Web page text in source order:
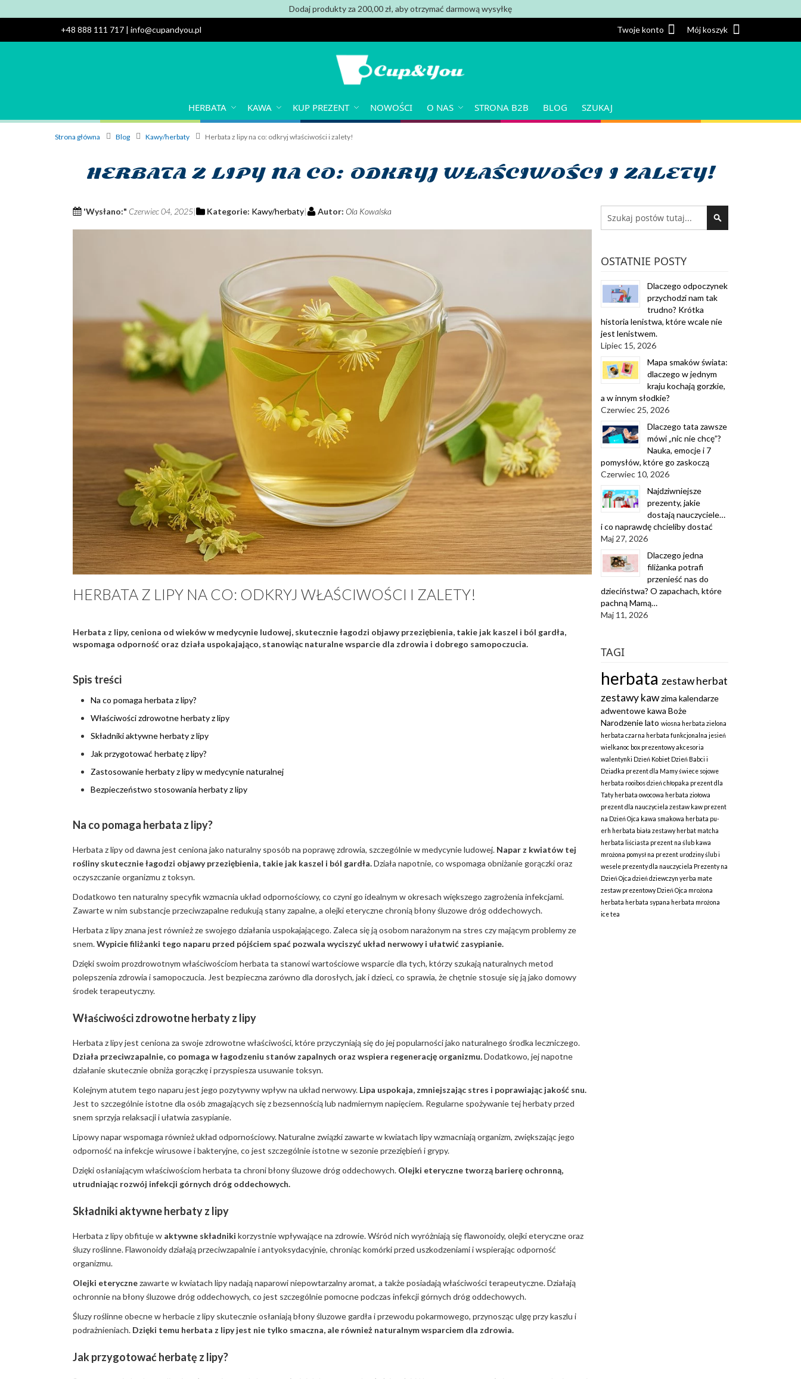
Dodaj produkty za 200,00 zł, aby otrzymać darmową wysyłkę
+48 888 111 717 | info@cupandyou.pl Twoje konto
Twoje konto Mój koszyk
HERBATA KAWA KUP PREZENT NOWOŚCI O NAS STRONA B2B BLOG SZUKAJ
Strona główna Blog Kawy/herbaty Herbata z lipy na co: odkryj właściwości i zalety!
HERBATA Z LIPY NA CO: ODKRYJ WŁAŚCIWOŚCI I ZALETY!
'Wysłano:" Czerwiec 04, 2025 Kategorie: Kawy/herbaty Autor: Ola Kowalska
HERBATA Z LIPY NA CO: ODKRYJ WŁAŚCIWOŚCI I ZALETY!
Herbata z lipy, ceniona od wieków w medycynie ludowej, skutecznie łagodzi objawy przeziębienia, takie jak kaszel i ból gardła,
wspomaga odporność oraz działa uspokajająco, stanowiąc naturalne wsparcie dla zdrowia i dobrego samopoczucia.
Spis treści
Na co pomaga herbata z lipy?
Właściwości zdrowotne herbaty z lipy
Składniki aktywne herbaty z lipy
Jak przygotować herbatę z lipy?
Zastosowanie herbaty z lipy w medycynie naturalnej
Bezpieczeństwo stosowania herbaty z lipy
Na co pomaga herbata z lipy?
Herbata z lipy od dawna jest ceniona jako naturalny sposób na poprawę zdrowia, szczególnie w medycynie ludowej. Napar z kwiatów tej
rośliny skutecznie łagodzi objawy przeziębienia, takie jak kaszel i ból gardła.Działa napotnie, co wspomaga obniżanie gorączki oraz
oczyszczanie organizmu z toksyn.
Dodatkowo ten naturalny specyfik wzmacnia układ odpornościowy, co czyni go idealnym w okresach większego zagrożenia infekcjami.
Zawarte w nim substancje przeciwzapalne redukują stany zapalne, a olejki eteryczne chronią błony śluzowe dróg oddechowych.
Herbata z lipy znana jest również ze swojego działania uspokajającego. Zaleca się ją osobom narażonym na stres czy mającym problemy ze
snem.Wypicie filiżanki tego naparu przed pójściem spać pozwala wyciszyć układ nerwowy i ułatwić zasypianie.
Dzięki swoim prozdrowotnym właściwościom herbata ta stanowi wartościowe wsparcie dla tych, którzy szukają naturalnych metod
polepszenia zdrowia i samopoczucia. Jest bezpieczna zarówno dla dorosłych, jak i dzieci, co sprawia, że chętnie stosuje się ją jako domowy
środek terapeutyczny.
Właściwości zdrowotne herbaty z lipy
Herbata z lipy jest ceniona za swoje zdrowotne właściwości, które przyczyniają się do jej popularności jako naturalnego środka leczniczego.
Działa przeciwzapalnie, co pomaga w łagodzeniu stanów zapalnych oraz wspiera regenerację organizmu.Dodatkowo, jej napotne
działanie skutecznie obniża gorączkę i przyspiesza usuwanie toksyn.
Kolejnym atutem tego naparu jest jego pozytywny wpływ na układ nerwowy. Lipa uspokaja, zmniejszając stres i poprawiając jakość snu.
Jest to szczególnie istotne dla osób zmagających się z bezsennością lub nadmiernym napięciem. Regularne spożywanie tej herbaty przed
snem sprzyja relaksacji i ułatwia zasypianie.
Lipowy napar wspomaga również układ odpornościowy. Naturalne związki zawarte w kwiatach lipy wzmacniają organizm, zwiększając jego
odporność na infekcje wirusowe i bakteryjne, co jest szczególnie istotne w sezonie przeziębień i grypy.
Dzięki osłaniającym właściwościom herbata ta chroni błony śluzowe dróg oddechowych. Olejki eteryczne tworzą barierę ochronną,
utrudniając rozwój infekcji górnych dróg oddechowych.
Składniki aktywne herbaty z lipy
Herbata z lipy obfituje w aktywne składniki korzystnie wpływające na zdrowie. Wśród nich wyróżniają się flawonoidy, olejki eteryczne oraz
śluzy roślinne. Flawonoidy działają przeciwzapalnie i antyoksydacyjnie, chroniąc komórki przed uszkodzeniami i wspierając odporność
organizmu.
Olejki eterycznezawarte w kwiatach lipy nadają naparowi niepowtarzalny aromat, a także posiadają właściwości terapeutyczne. Działają
ochronnie na błony śluzowe dróg oddechowych, co jest szczególnie pomocne podczas infekcji górnych dróg oddechowych.
Śluzy roślinne obecne w herbacie z lipy skutecznie osłaniają błony śluzowe gardła i przewodu pokarmowego, przynosząc ulgę przy kaszlu i
podrażnieniach. Dzięki temu herbata z lipy jest nie tylko smaczna, ale również naturalnym wsparciem dla zdrowia.
Jak przygotować herbatę z lipy?
SEARCH
OSTATNIE POSTY
Dlaczego odpoczynek
przychodzi nam tak
trudno? Krótka
historia lenistwa, które wcale nie
jest lenistwem.
Lipiec 15, 2026
Mapa smaków świata:
dlaczego w jednym
kraju kochają gorzkie,
a w innym słodkie?
Czerwiec 25, 2026
Dlaczego tata zawsze
mówi „nic nie chcę”?
Nauka, emocje i 7
pomysłów, które go zaskoczą
Czerwiec 10, 2026
Najdziwniejsze
prezenty, jakie
dostają nauczyciele…
i co naprawdę chcieliby dostać
Maj 27, 2026
Dlaczego jedna
filiżanka potrafi
przenieść nas do
dzieciństwa? O zapachach, które
pachną Mamą…
Maj 11, 2026
TAGI
herbata zestaw herbat
zestawy kawzima kalendarze
adwentowekawa Boże
Narodzenielato wiosna herbata zielona
herbata czarna herbata funkcjonalna jesień
wielkanoc box prezentowyakcesoria
walentynki Dzień Kobiet Dzień Babci i
Dziadka prezent dla Mamyświece sojowe
herbata rooibosdzień chłopaka prezent dla
Taty herbata owocowa herbata ziołowa
prezent dla nauczyciela zestaw kaw prezent
na Dzień Ojca kawa smakowa herbata pu-
erh herbata biała zestawy herbat matcha
herbata liściasta prezent na ślub kawa
mrożona pomysł na prezent urodzinyślub i
wesele prezenty dla nauczyciela Prezenty na
Dzień Ojca dzień dziewczyn yerba mate
zestaw prezentowyDzień Ojca mrożona
herbata herbata sypana herbata mrożona
ice tea